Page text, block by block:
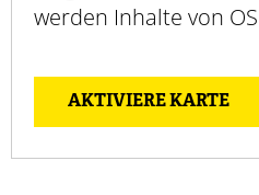
werden Inhalte von
AKTIVIERE KARTE